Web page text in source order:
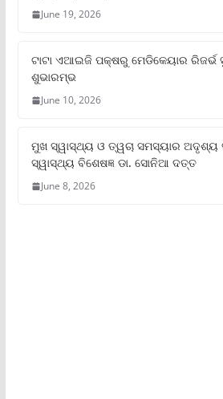
June 19, 2026
ଟାଟା ଏଆଇଜି ପକ୍ଷରୁ ମେଡିକେୟାର ରିଜର୍ଭ
ଶୁଭାରମ୍ଭ
June 10, 2026
ମୁଖ ସ୍ୱାସ୍ଥ୍ୟ ଓ ତ୍ୱଚା ସମସ୍ୟାର ଅଦୃଶ୍ୟ
ସ୍ୱାସ୍ଥ୍ୟ ବିଶେଷଜ୍ଞ ଡା. ସୋନିଆ ଦତ୍ତ
June 8, 2026